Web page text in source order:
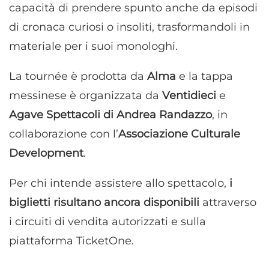
capacità di prendere spunto anche da episodi
di cronaca curiosi o insoliti, trasformandoli in
materiale per i suoi monologhi.
La tournée è prodotta da Alma e la tappa
messinese è organizzata da Ventidieci e
Agave Spettacoli di Andrea Randazzo, in
collaborazione con l’Associazione Culturale
Development.
Per chi intende assistere allo spettacolo, i
biglietti risultano ancora disponibili attraverso
i circuiti di vendita autorizzati e sulla
piattaforma TicketOne.